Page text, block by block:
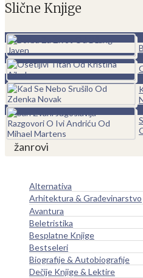
Slične Knjige
žanrovi
Alternativa
Arhitektura & Građevinarstvo
Avantura
Beletristika
Besplatne Knjige
Bestseleri
Biografije & Autobiografije
Dečije Knjige & Lektire